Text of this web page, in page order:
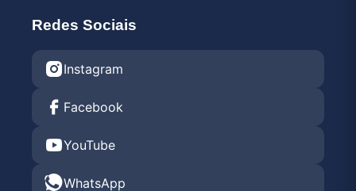
Redes Sociais
Instagram
Facebook
YouTube
WhatsApp